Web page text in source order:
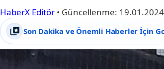
HaberX Editör • Güncellenme:
Son Dakika ve Önemli Haberler İçin